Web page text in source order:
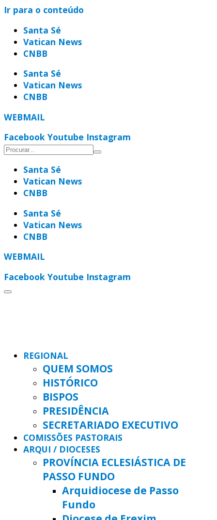
Ir para o conteúdo
Santa Sé
Vatican News
CNBB
Santa Sé
Vatican News
CNBB
WEBMAIL
Facebook Youtube Instagram
Santa Sé
Vatican News
CNBB
Santa Sé
Vatican News
CNBB
WEBMAIL
Facebook Youtube Instagram
REGIONAL
QUEM SOMOS
HISTÓRICO
BISPOS
PRESIDÊNCIA
SECRETARIADO EXECUTIVO
COMISSÕES PASTORAIS
ARQUI / DIOCESES
PROVÍNCIA ECLESIÁSTICA DE
PASSO FUNDO
Arquidiocese de Passo
Fundo